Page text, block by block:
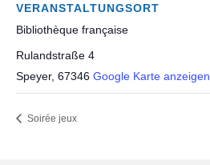
VERANSTALTUNGSORT
Bibliothèque française
Rulandstraße 4
Speyer, 67346 Google Karte anzeigen
Soirée jeux